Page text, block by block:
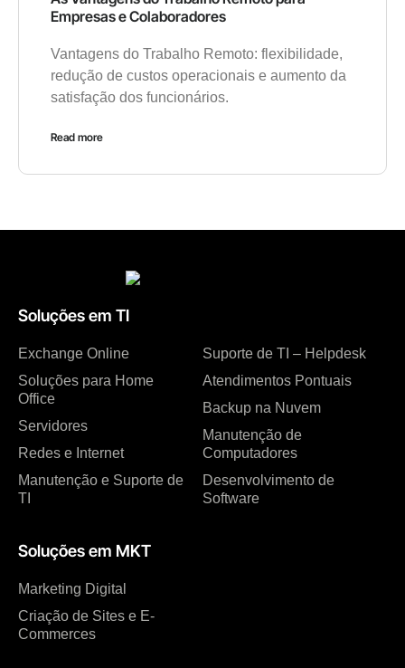
Empresas e Colaboradores
Vantagens do Trabalho Remoto: flexibilidade,
redução de custos operacionais e aumento da
satisfação dos funcionários.
Read more
Soluções em TI
Exchange Online
Soluções para Home
Office
Servidores
Redes e Internet
Manutenção e Suporte de
TI
Suporte de TI – Helpdesk
Atendimentos Pontuais
Backup na Nuvem
Manutenção de
Computadores
Desenvolvimento de
Software
Soluções em MKT
Marketing Digital
Criação de Sites e E-
Commerces